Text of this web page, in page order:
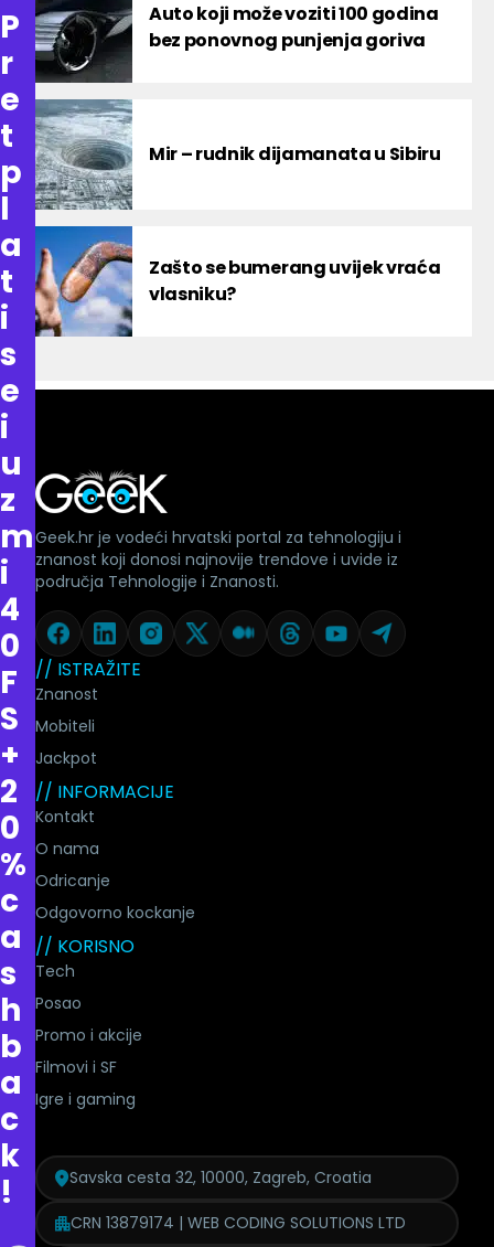
Auto koji može voziti 100 godina
bez ponovnog punjenja goriva
Mir – rudnik dijamanata u Sibiru
Zašto se bumerang uvijek vraća
vlasniku?
P
r
e
t
p
l
a
t
i
s
e
i
u
z
m
i
4
0
F
S
+
2
0
%
c
a
s
h
b
a
c
k
!
// ISTRAŽITE
Znanost
Mobiteli
Jackpot
// INFORMACIJE
Kontakt
O nama
Odricanje
Odgovorno kockanje
// KORISNO
Tech
Posao
Promo i akcije
Filmovi i SF
Igre i gaming
Geek.hr je vodeći hrvatski portal za tehnologiju i
znanost koji donosi najnovije trendove i uvide iz
područja Tehnologije i Znanosti.
Savska cesta 32, 10000, Zagreb, Croatia
CRN 13879174 | WEB CODING SOLUTIONS LTD